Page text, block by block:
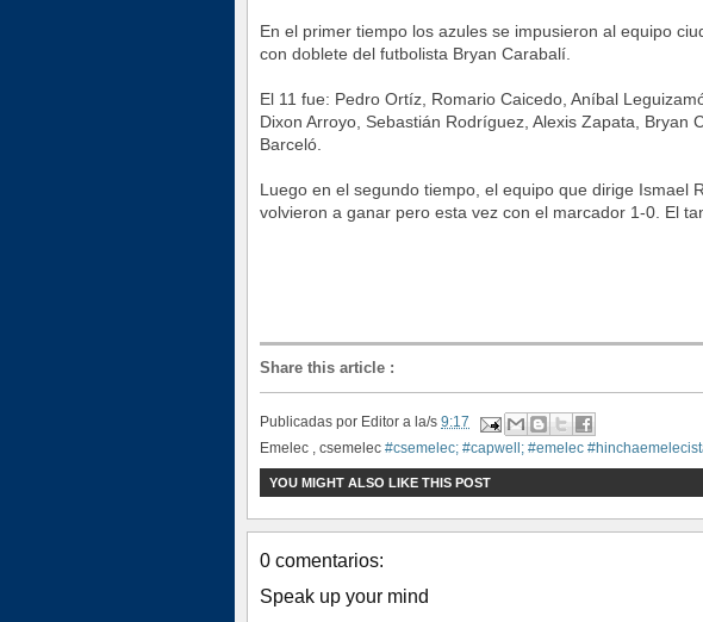
En el primer tiempo los azules se impusieron al equipo
con doblete del futbolista Bryan Carabalí.
El 11 fue: Pedro Ortíz, Romario Caicedo, Aníbal
Dixon Arroyo, Sebastián Rodríguez, Alexis Zapata, Bryan
Barceló.
Luego en el segundo tiempo, el equipo que dirige Ismael
volvieron a ganar pero esta vez con el marcador 1-0. El
Share this article :
Publicadas por Editor a la/s 9:17
Emelec , csemelec #csemelec; #capwell; #emelec
YOU MIGHT ALSO LIKE THIS POST
0 comentarios:
Speak up your mind